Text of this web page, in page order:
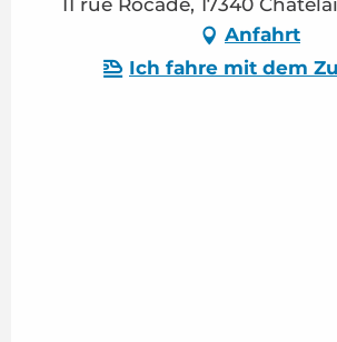
Anfahrt
Ich fahre mit dem